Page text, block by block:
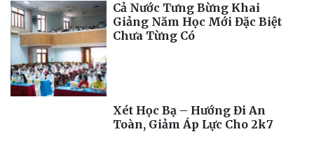
Cả Nước Tưng Bừng Khai
Giảng Năm Học Mới Đặc Biệt
Chưa Từng Có
Xét Học Bạ – Hướng Đi An
Toàn, Giảm Áp Lực Cho 2k7